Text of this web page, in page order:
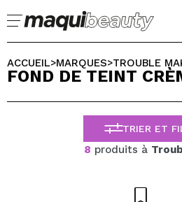
J'suis déjà #maquilover, j'ai un
CHOISISSEZ
ACCUEIL>MARQUES>TROUBLE
FOND DE TEINT
TRIER ET
8 produits à